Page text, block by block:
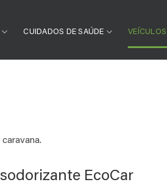
CUIDADOS DE SAÚDE VEÍCULOS
EcoCar